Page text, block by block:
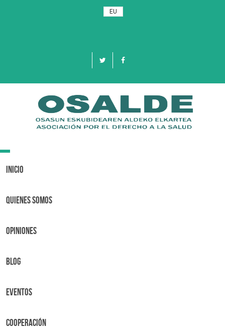
EU
Toggle
Inicio
Quienes Somos
OPINIONES
BLOG
Eventos
Cooperación